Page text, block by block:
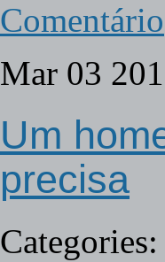
Mar 03
Um
precisa
Categories: